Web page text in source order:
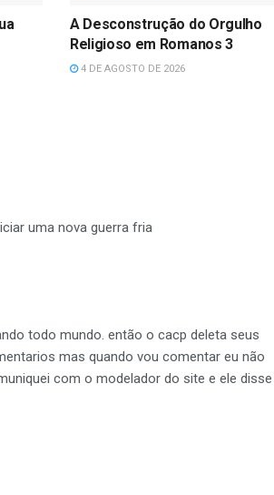
A Desconstrução do Orgulho
Religioso em Romanos 3
4 DE AGOSTO DE 2026
uma nova guerra fria
todo mundo. então o cacp deleta seus
mas quando vou comentar eu não
com o modelador do site e ele disse